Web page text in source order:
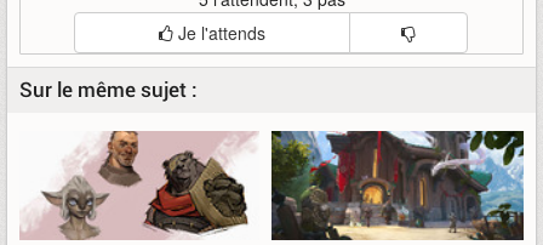
Je l'attends
Sur le même sujet :